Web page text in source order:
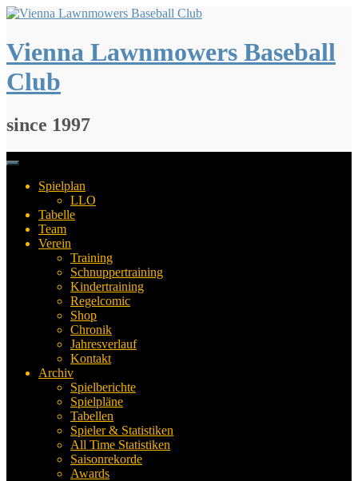
Springe
Inhalt
Vienna Lawnmowers Baseball
Club
since 1997
Spielplan
LLO
Tabelle
Team
Verein
Training
Schnuppertraining
Kindertraining
Regelcomic
Shop
Chronik
Jahresverlauf
Kontakt
Archiv
Spielberichte
Spielpläne
Tabellen
Spieler & Statistiken
All Time Statistiken
Saisonrekorde
Awards